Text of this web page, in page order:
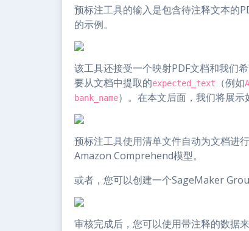
预标注工具的输入是包含待注释文本的
的示例。
该工具还接受一个映射PDF文档和我们
要从文档中提取的expected_text （例如
bank_name）。在本文后面，我们将展示
预标注工具使用清单文件自动为文档进
Amazon Comprehend模型。
或者，您可以创建一个SageMaker
审核完成后，您可以使用带注释的数据